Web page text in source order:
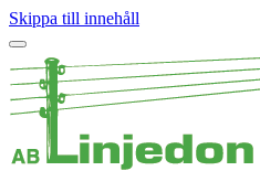
Skippa till innehåll